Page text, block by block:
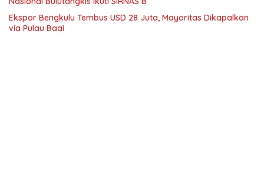
Ekspor Bengkulu Tembus USD 28 Juta, Mayoritas Dikapalkan
via Pulau Baai